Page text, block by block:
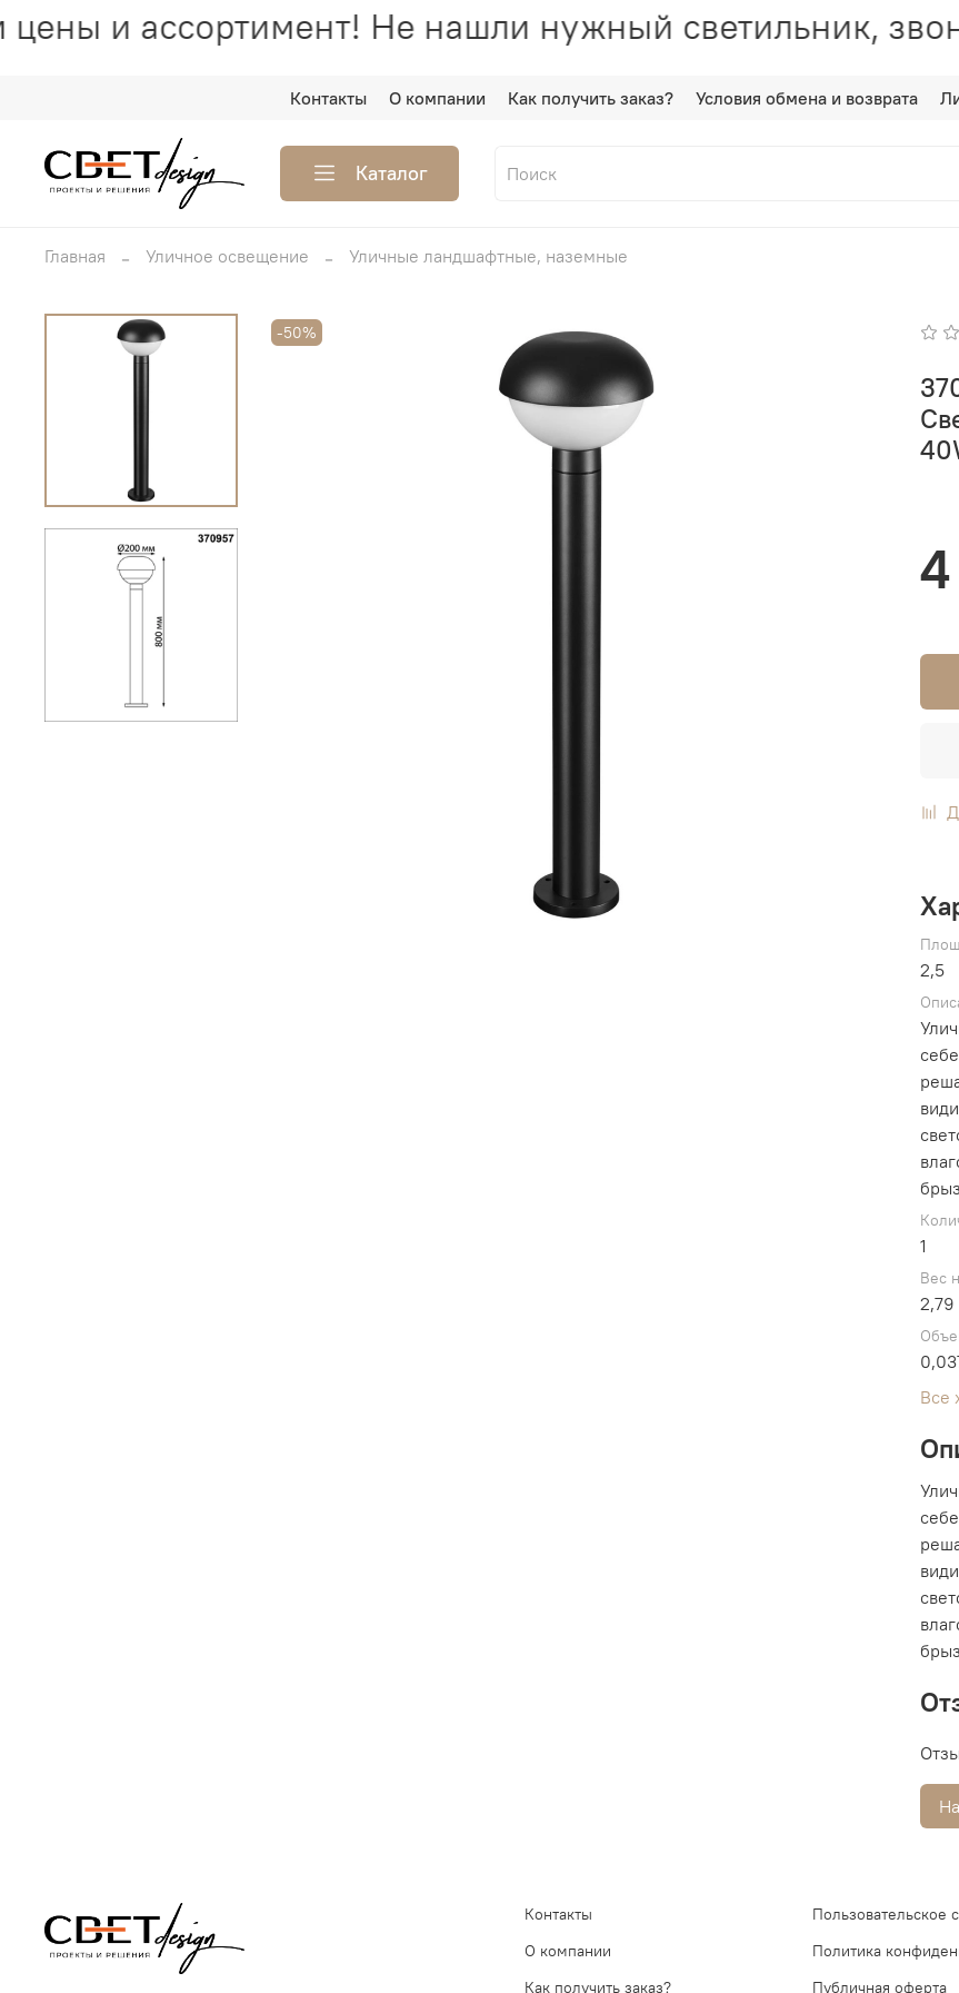
и ассортимент! Не нашли нужный светильник,
Контакты О компании Как получить заказ? Условия обмена и возврата
Каталог
Главная Уличное освещение Уличные ландшафтные, наземные
-50%
2,5
1
Вес
2,79
Все
Контакты
О компании
Как получить заказ?
Пользовательское
Политика
Публичная оферта